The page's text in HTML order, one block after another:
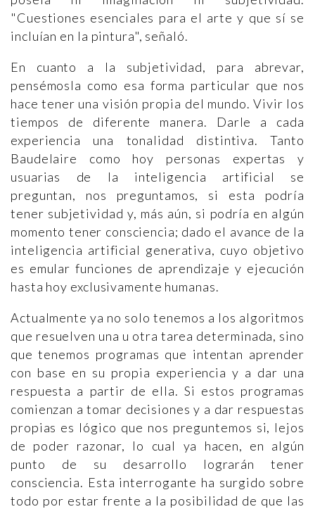
"Cuestiones esenciales para el arte y que sí se
incluían en la pintura", señaló.
En cuanto a la subjetividad, para abrevar,
pensémosla como esa forma particular que nos
hace tener una visión propia del mundo. Vivir los
tiempos de diferente manera. Darle a cada
experiencia una tonalidad distintiva. Tanto
Baudelaire como hoy personas expertas y
usuarias de la inteligencia artificial se
preguntan, nos preguntamos, si esta podría
tener subjetividad y, más aún, si podría en algún
momento tener consciencia; dado el avance de la
inteligencia artificial generativa, cuyo objetivo
es emular funciones de aprendizaje y ejecución
hasta hoy exclusivamente humanas.
Actualmente ya no solo tenemos a los algoritmos
que resuelven una u otra tarea determinada, sino
que tenemos programas que intentan aprender
con base en su propia experiencia y a dar una
respuesta a partir de ella. Si estos programas
comienzan a tomar decisiones y a dar respuestas
propias es lógico que nos preguntemos si, lejos
de poder razonar, lo cual ya hacen, en algún
punto de su desarrollo lograrán tener
consciencia. Esta interrogante ha surgido sobre
todo por estar frente a la posibilidad de que las